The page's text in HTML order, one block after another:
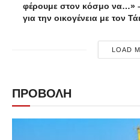
φέρουμε στον κόσμο να…»
για την οικογένεια με τον
LOAD
ΠΡΟΒΟΛΗ